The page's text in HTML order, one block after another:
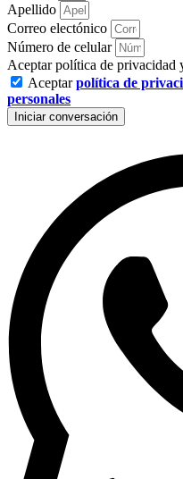
Apellido
Correo electónico
Número de celular
Aceptar política de privacidad
Aceptarpolítica de
personales
Iniciar conversación